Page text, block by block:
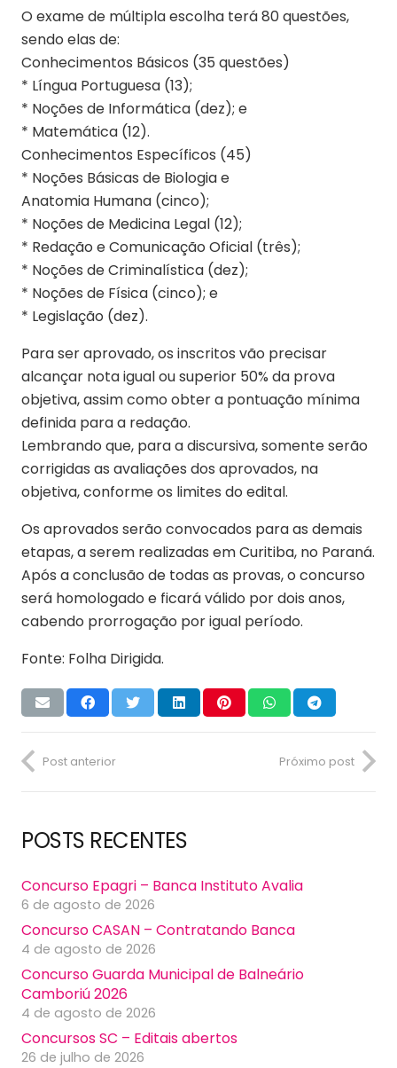
O exame de múltipla escolha terá 80 questões,
sendo elas de:
Conhecimentos Básicos (35 questões)
* Língua Portuguesa (13);
* Noções de Informática (dez); e
* Matemática (12).
Conhecimentos Específicos (45)
* Noções Básicas de Biologia e
Anatomia Humana (cinco);
* Noções de Medicina Legal (12);
* Redação e Comunicação Oficial (três);
* Noções de Criminalística (dez);
* Noções de Física (cinco); e
* Legislação (dez).
Para ser aprovado, os inscritos vão precisar
alcançar nota igual ou superior 50% da prova
objetiva, assim como obter a pontuação mínima
definida para a redação.
Lembrando que, para a discursiva, somente serão
corrigidas as avaliações dos aprovados, na
objetiva, conforme os limites do edital.
Os aprovados serão convocados para as demais
etapas, a serem realizadas em Curitiba, no Paraná.
Após a conclusão de todas as provas, o concurso
será homologado e ficará válido por dois anos,
cabendo prorrogação por igual período.
Fonte: Folha Dirigida.
Post anterior Próximo post
POSTS RECENTES
Concurso Epagri – Banca Instituto Avalia
6 de agosto de 2026
Concurso CASAN – Contratando Banca
4 de agosto de 2026
Concurso Guarda Municipal de Balneário
Camboriú 2026
4 de agosto de 2026
Concursos SC – Editais abertos
26 de julho de 2026